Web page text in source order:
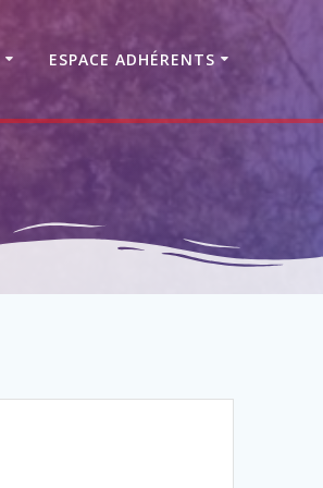
ESPACE ADHÉRENTS